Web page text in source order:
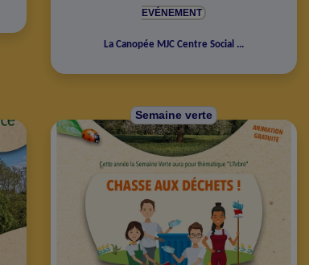
EVÉNEMENT
La Canopée MJC Centre Social ...
Semaine verte